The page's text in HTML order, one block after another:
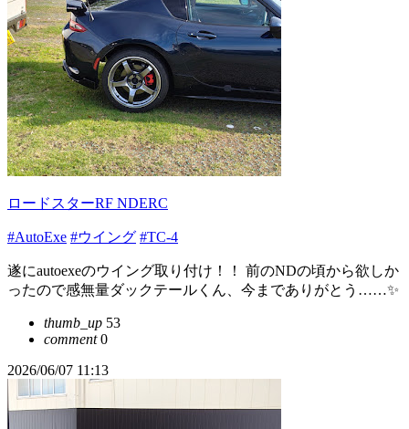
ロードスターRF NDERC
#AutoExe #ウイング #TC-4
遂にautoexeのウイング取り付け！！ 前のNDの頃から欲しか
ったので感無量ダックテールくん、今までありがとう……✨️
thumb_up 53
comment0
2026/06/07 11:13